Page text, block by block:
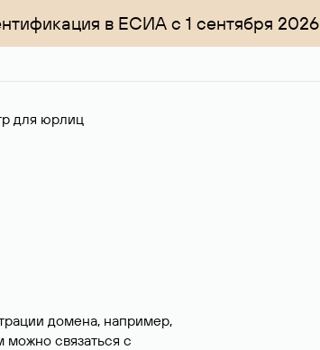
в ЕСИА с 1 сентября 2026
для юрлиц
домена, например,
можно связаться с